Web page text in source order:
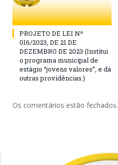
PROJETO DE LEI Nº
016/2023, DE 21 DE
DEZEMBRO DE 2023 (Institui
o programa municipal de
estágio “jovens valores”, e dá
outras providências.)
Os comentários estão fechados.